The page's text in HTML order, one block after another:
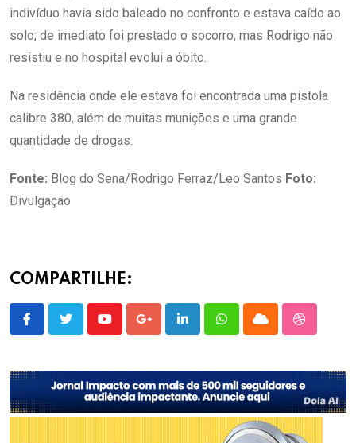
indivíduo havia sido baleado no confronto e estava caído ao
solo; de imediato foi prestado o socorro, mas Rodrigo não
resistiu e no hospital evolui a óbito.
Na residência onde ele estava foi encontrada uma pistola
calibre 380, além de muitas munições e uma grande
quantidade de drogas.
Fonte: Blog do Sena/Rodrigo Ferraz/Leo Santos Foto:
Divulgação
COMPARTILHE:
YoutubeGoogle+LinkedInWhatsappCloud